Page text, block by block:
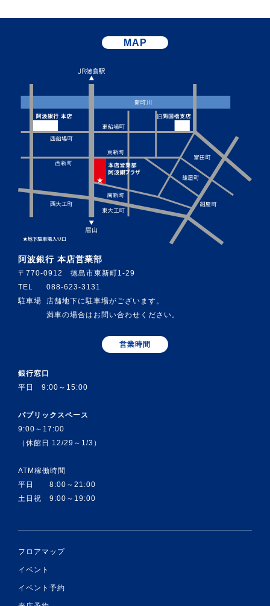
MAP
阿波銀行 本店営業部
〒770-0912 徳島市東新町1-29
TEL
088-623-3131
駐車場
店舗地下に駐車場がございます。
満車の場合はお問い合わせください。
営業時間
銀行窓口
平日 9:00～15:00
パブリックスペース
9:00～17:00
（休館日 12/29～1/3）
ATM稼働時間
平日 8:00～21:00
土日祝 9:00～19:00
フロアマップ
イベント
イベント予約